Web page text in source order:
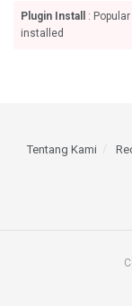
Plugin Install
:
installed
Tentang Kami